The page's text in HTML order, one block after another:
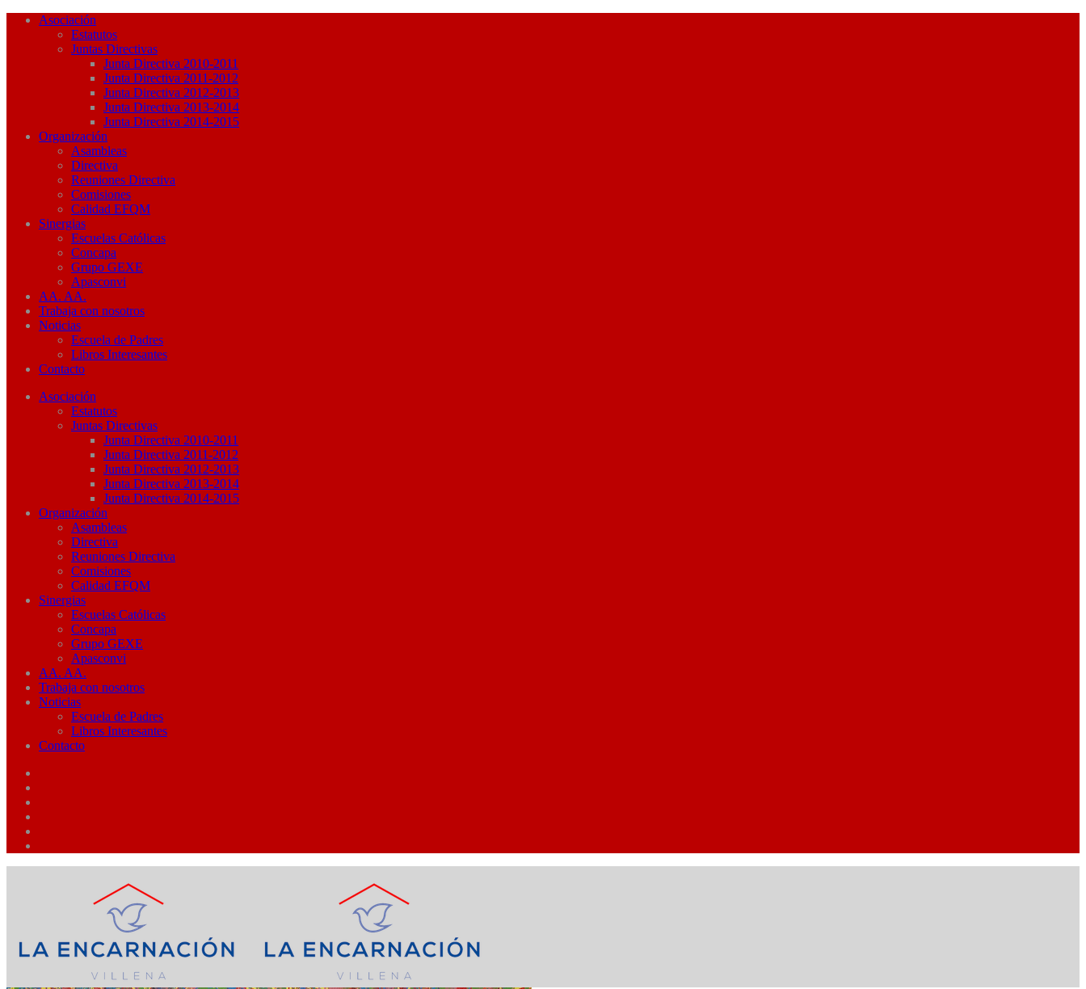
Asociación
Estatutos
Juntas Directivas
Junta Directiva 2010-2011
Junta Directiva 2011-2012
Junta Directiva 2012-2013
Junta Directiva 2013-2014
Junta Directiva 2014-2015
Organización
Asambleas
Directiva
Reuniones Directiva
Comisiones
Calidad EFQM
Sinergias
Escuelas Católicas
Concapa
Grupo GEXE
Apasconvi
AA. AA.
Trabaja con nosotros
Noticias
Escuela de Padres
Libros Interesantes
Contacto
Asociación
Estatutos
Juntas Directivas
Junta Directiva 2010-2011
Junta Directiva 2011-2012
Junta Directiva 2012-2013
Junta Directiva 2013-2014
Junta Directiva 2014-2015
Organización
Asambleas
Directiva
Reuniones Directiva
Comisiones
Calidad EFQM
Sinergias
Escuelas Católicas
Concapa
Grupo GEXE
Apasconvi
AA. AA.
Trabaja con nosotros
Noticias
Escuela de Padres
Libros Interesantes
Contacto